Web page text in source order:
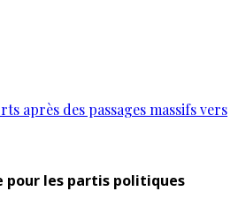
après des passages massifs vers
pour les partis politiques